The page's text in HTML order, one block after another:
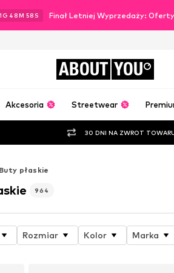
G 48M 56 S Finał Letniej Wyprzedaży:
ABOUT YOU
Akcesoria Streetwear
30 DNI NA ZWROT
Buty płaskie
964
Rozmiar Kolor Marka